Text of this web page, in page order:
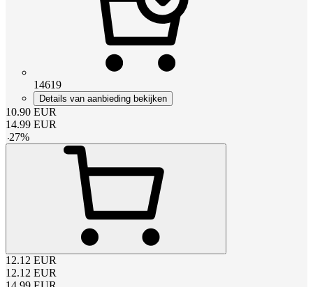
14619
Details van aanbieding bekijken
10.90 EUR
14.99 EUR
-27%
12.12 EUR
12.12 EUR